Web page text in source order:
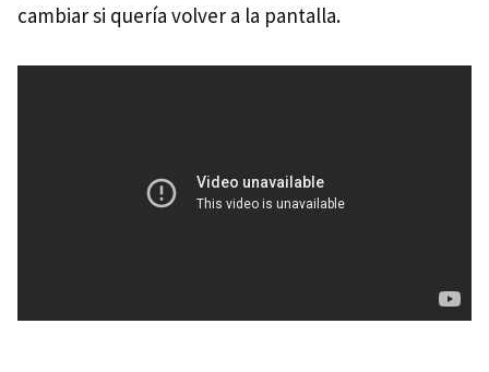
cambiar si quería volver a la pantalla.